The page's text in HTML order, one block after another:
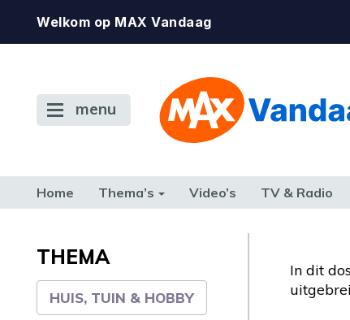
Welkom op MAX Vandaag
menu
Home Thema’s Video’s TV & Radio
TERUG NAAR TOEN
THEMA
HUIS, TUIN & HOBBY
In dit